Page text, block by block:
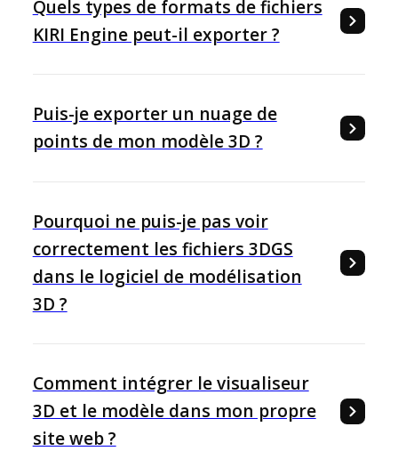
Quels types de formats de fichiers
KIRI Engine peut-il exporter ?
Puis-je exporter un nuage de
points de mon modèle 3D ?
Pourquoi ne puis-je pas voir
correctement les fichiers 3DGS
dans le logiciel de modélisation
3D ?
Comment intégrer le visualiseur
3D et le modèle dans mon propre
site web ?